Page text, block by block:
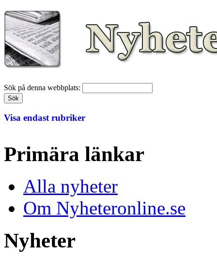
Sök på denna webbplats:
Visa endast rubriker
Primära länkar
Alla nyheter
Om Nyheteronline.se
Nyheter